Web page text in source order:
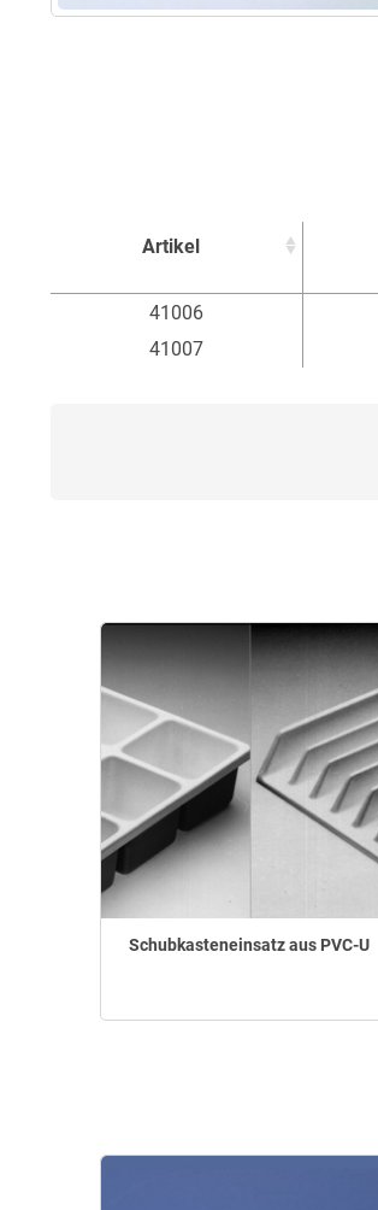
Artikel
Artikel
41006
41007
Schubkasteneinsatz aus PVC-U